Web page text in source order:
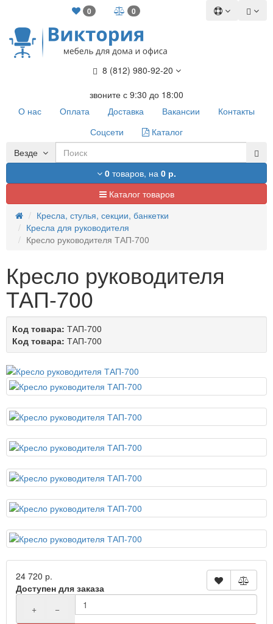
0 0
8 (812) 980-92-20
звоните с 9:30 до 18:00
О нас
Оплата Доставка Вакансии
Контакты
Соцсети
Каталог
Везде
0 товаров, на 0 р.
Каталог товаров
Кресла, стулья, секции, банкетки
Кресла для руководителя
Кресло руководителя ТАП-700
Кресло руководителя
ТАП-700
Код товара: ТАП-700
Код товара: ТАП-700
24 720 р.
Доступен для заказа
+
−